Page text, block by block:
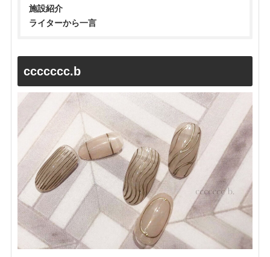
施設紹介
ライターから一言
ccccccc.b